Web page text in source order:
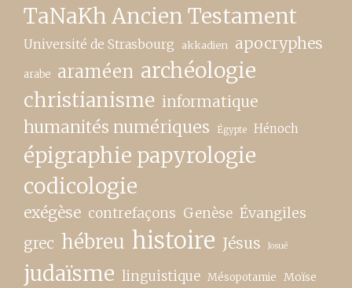
TaNaKh Ancien Testament
Université de Strasbourg akkadien apocryphes
arabe araméen archéologie
christianisme informatique
humanités numériques Égypte Hénoch
épigraphie papyrologie
codicologie
exégèse contrefaçons Genèse Évangiles
grec hébreu histoire Jésus Josué
judaïsme linguistique Mésopotamie Moïse